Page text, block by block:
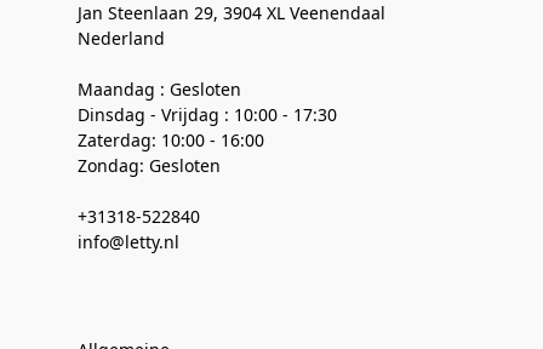
Jan Steenlaan 29, 3904 XL Veenendaal
Nederland
Maandag : Gesloten
Dinsdag - Vrijdag : 10:00 - 17:30
Zaterdag: 10:00 - 16:00
Zondag: Gesloten
+31318-522840
info@letty.nl